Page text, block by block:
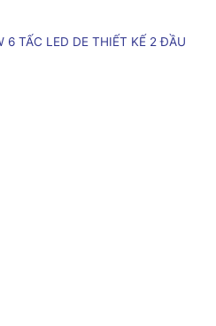
6 TẤC LED DE THIẾT KẾ 2 ĐẦU